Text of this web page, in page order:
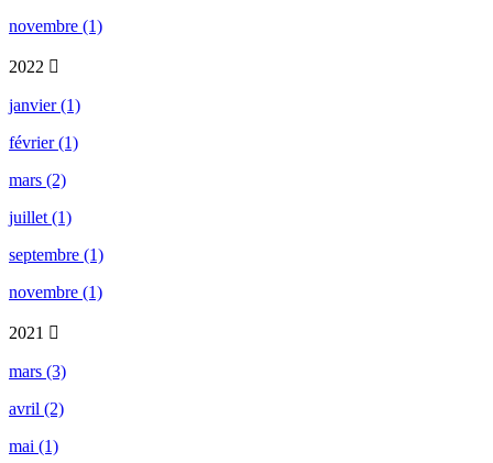
novembre (1)
2022
janvier (1)
février (1)
mars (2)
juillet (1)
septembre (1)
novembre (1)
2021
mars (3)
avril (2)
mai (1)